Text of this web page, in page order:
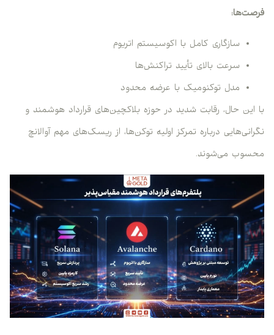
فرصت‌ها:
سازگاری کامل با اکوسیستم اتریوم
سرعت بالای تأیید تراکنش‌ها
مدل توکنومیک با عرضه محدود
با این حال، رقابت شدید در حوزه بلاکچین‌های قرارداد هوشمند و
نگرانی‌هایی درباره تمرکز اولیه توکن‌ها، از ریسک‌های مهم آوالانچ
محسوب می‌شوند.